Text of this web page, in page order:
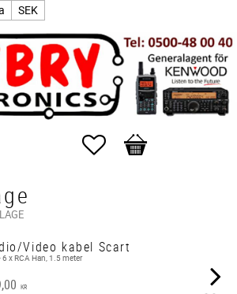
SEK
Favoriter
Kundvagn
Video kabel Scart
6 x RCA Han, 1.5 meter
KR